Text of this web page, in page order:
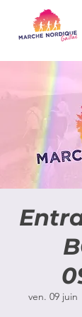
ven. 09 juin